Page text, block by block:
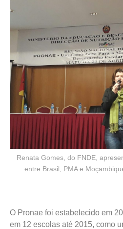
Renata Gomes, do FNDE,
entre Brasil, PMA e
O Pronae foi estabelecido em
em 12 escolas até 2015, como